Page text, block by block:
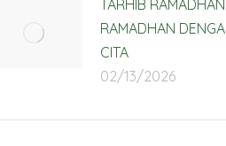
TARHIB
RAMADHAN
CITA
02/13/2026